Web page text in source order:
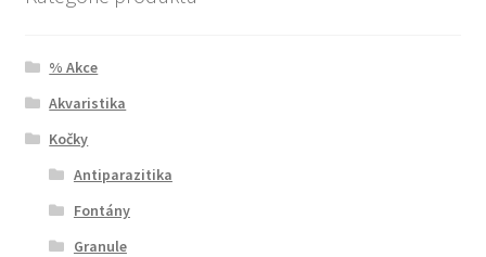
% Akce
Akvaristika
Kočky
Antiparazitika
Fontány
Granule